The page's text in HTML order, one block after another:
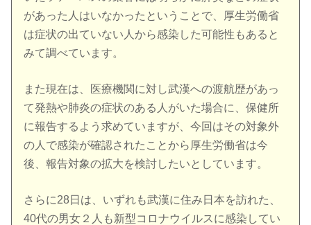
があった人はいなかったということで、厚生労働省
は症状の出ていない人から感染した可能性もあると
みて調べています。
また現在は、医療機関に対し武漢への渡航歴があっ
て発熱や肺炎の症状のある人がいた場合に、保健所
に報告するよう求めていますが、今回はその対象外
の人で感染が確認されたことから厚生労働省は今
後、報告対象の拡大を検討したいとしています。
さらに28日は、いずれも武漢に住み日本を訪れた、
40代の男女２人も新型コロナウイルスに感染してい